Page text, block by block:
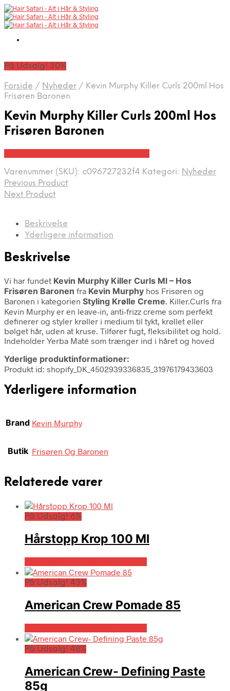
På Udsalg! 30%
Forside / Nyheder / Kevin Murphy Killer Curls 200ml Hos
Frisøren Baronen
Kevin Murphy Killer Curls 200ml Hos
Frisøren Baronen
Varenummer (SKU): c096727232f4 Kategori: Nyheder
Previous Product
Next Product
Beskrivelse
Yderligere information
Beskrivelse
Vi har fundet Kevin Murphy Killer Curls Ml – Hos
Frisøren Baronen fra Kevin Murphy hos Frisøren og
Baronen i kategorien Styling Krølle Creme. Killer.Curls fra
Kevin Murphy er en leave-in, anti-frizz creme som perfekt
definerer og styler krøller i medium til tykt, krøllet eller
bølget hår, uden at kruse. Tilfører fugt, fleksibilitet og hold.
Indeholder Yerba Maté som trænger ind i håret og hoved
Yderlige produktinformationer:
Produkt id: shopify_DK_4502939336835_31976179433603
Yderligere information
Brand Kevin Murphy
Butik Frisøren Og Baronen
Relaterede varer
På Udsalg! 6%
Hårstopp Krop 100 Ml
På Udsalg! 43%
American Crew Pomade 85
På Udsalg! 48%
American Crew- Defining Paste
85g